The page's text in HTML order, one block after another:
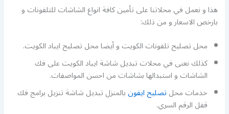
هذا و نعمل في محلاتنا على تأمين كافة انواع الشاشات للتلفونات و
بارخص الاسعار و من ذلك:
محل تصليح تلفونات الكويت و أيضا محل تصليح ايباد الكويت.
كذلك نعنى في محلات تبديل شاشة ايباد الكويت على فك
الشاشات و استبدالها بشاشات من احسن المواصفات.
خدمات محلتصليح ايفونبالمنزل تبديل شاشة تنزيل برامج فك
قفل الرقم السري.